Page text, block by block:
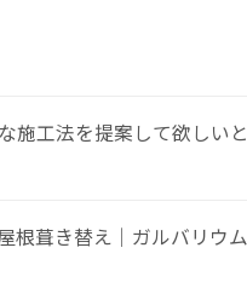
施工法を提案して欲しい
根葺き替え｜ガルバリウ